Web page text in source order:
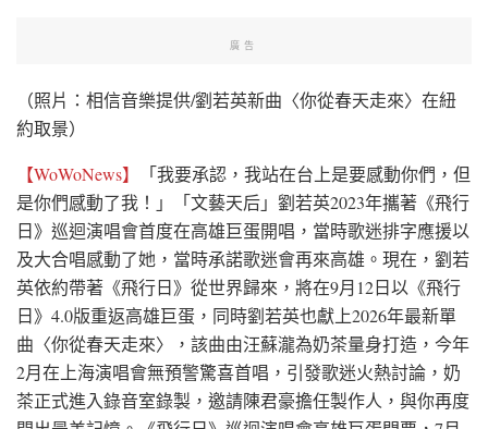
廣告
（照片：相信音樂提供/劉若英新曲〈你從春天走來〉在紐
約取景）
【WoWoNews】
「我要承認，我站在台上是要感動你們，但
是你們感動了我！」「文藝天后」劉若英2023年攜著《飛行
日》巡迴演唱會首度在高雄巨蛋開唱，當時歌迷排字應援以
及大合唱感動了她，當時承諾歌迷會再來高雄。現在，劉若
英依約帶著《飛行日》從世界歸來，將在9月12日以《飛行
日》4.0版重返高雄巨蛋，同時劉若英也獻上2026年最新單
曲〈你從春天走來〉，該曲由汪蘇瀧為奶茶量身打造，今年
2月在上海演唱會無預警驚喜首唱，引發歌迷火熱討論，奶
茶正式進入錄音室錄製，邀請陳君豪擔任製作人，與你再度